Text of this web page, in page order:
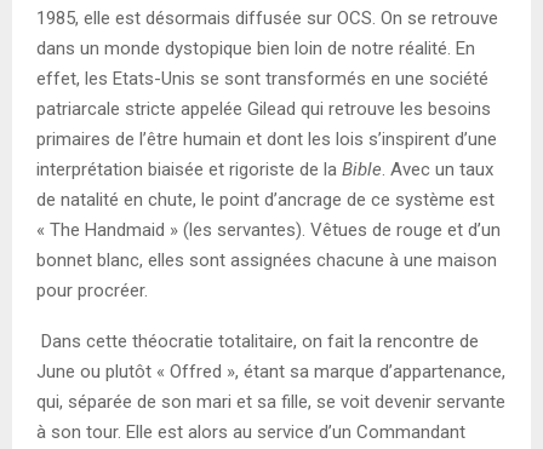
1985, elle est désormais diffusée sur OCS. On se retrouve
dans un monde dystopique bien loin de notre réalité. En
effet, les Etats-Unis se sont transformés en une société
patriarcale stricte appelée Gilead qui retrouve les besoins
primaires de l’être humain et dont les lois s’inspirent d’une
interprétation biaisée et rigoriste de la Bible . Avec un taux
de natalité en chute, le point d’ancrage de ce système est
« The Handmaid » (les servantes). Vêtues de rouge et d’un
bonnet blanc, elles sont assignées chacune à une maison
pour procréer.
Dans cette théocratie totalitaire, on fait la rencontre de
June ou plutôt « Offred », étant sa marque d’appartenance,
qui, séparée de son mari et sa fille, se voit devenir servante
à son tour. Elle est alors au service d’un Commandant